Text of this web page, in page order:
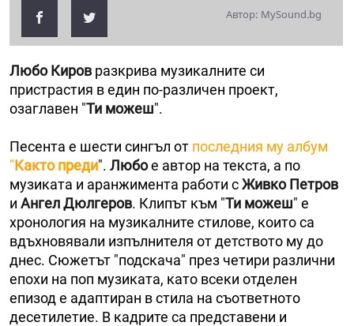
Автор: MySound.bg
Любо Киров разкрива музикалните си
пристрастия в един по-различен проект,
озаглавен "Ти можеш".
Песента е шести сингъл от последния му албум
"Както преди". Любое автор на текста, а по
музиката и аранжимента работи сЖивко Петров
и Ангел Дюлгеров. Клипът към "Ти можеш" е
хронология на музикалните стилове, които са
вдъхновявали изпълнителя от детството му до
днес. Сюжетът "подскача" през четири различни
епохи на поп музиката, като всеки отделен
епизод е адаптиран в стила на съответното
десетилетие. В кадрите са представени и